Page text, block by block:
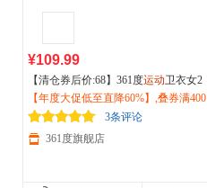
¥109.99
【清仓券后价:68】361度运动卫衣女2
026秋季新款宽松休闲显瘦套头上衣66
2534804
【年度大促低至直降60%】,叠券满400
减150/600减230,立即抢购！
3条评论
361度旗舰店